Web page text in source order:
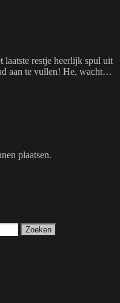
laatste restje heerlijk spul uit
aan te vullen! He, wacht…
plaatsen.
Zoeken